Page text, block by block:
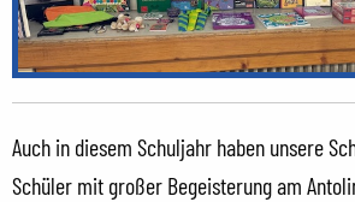
Auch in diesem Schuljahr haben unsere
Schüler mit großer Begeisterung am